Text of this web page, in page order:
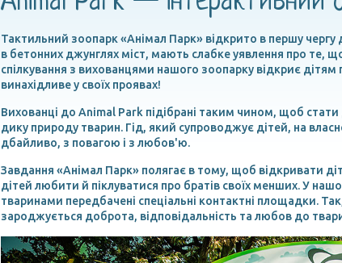
Тактильний зоопарк «Анімал Парк» відкрито в першу чергу
в бетонних джунглях міст, мають слабке уявлення про те,
спілкування з вихованцями нашого зоопарку відкриє
винахідливе у своїх проявах!
Вихованці до Animal Park підібрані таким чином, щоб
дику природу тварин. Гід, який супроводжує дітей, на
дбайливо, з повагою і з любов'ю.
Завдання «Анімал Парк» полягає в тому, щоб відкривати
дітей любити й піклуватися про братів своїх менших. У
тваринами передбачені спеціальні контактні площадки.
зароджується доброта, відповідальність та любов до